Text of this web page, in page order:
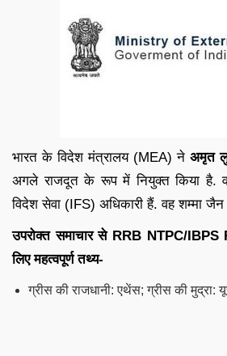
भारत के विदेश मंत्रालय (MEA) ने अमृत
अगले राजदूत के रूप में नियुक्त किया है.
विदेश सेवा (IFS) अधिकारी हैं. वह शम्मा
उपरोक्त समाचार से RRB NTPC/IBPS
लिए महत्वपूर्ण तथ्य-
ग्रीस की राजधानी: एथेंस; ग्रीस की मुद्रा: